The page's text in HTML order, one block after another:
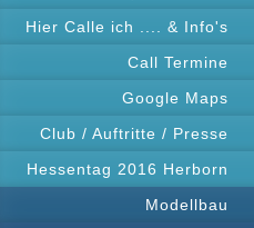
Hier Calle ich .... & Info's
Call Termine
Google Maps
Club / Auftritte / Presse
Hessentag 2016 Herborn
Modellbau